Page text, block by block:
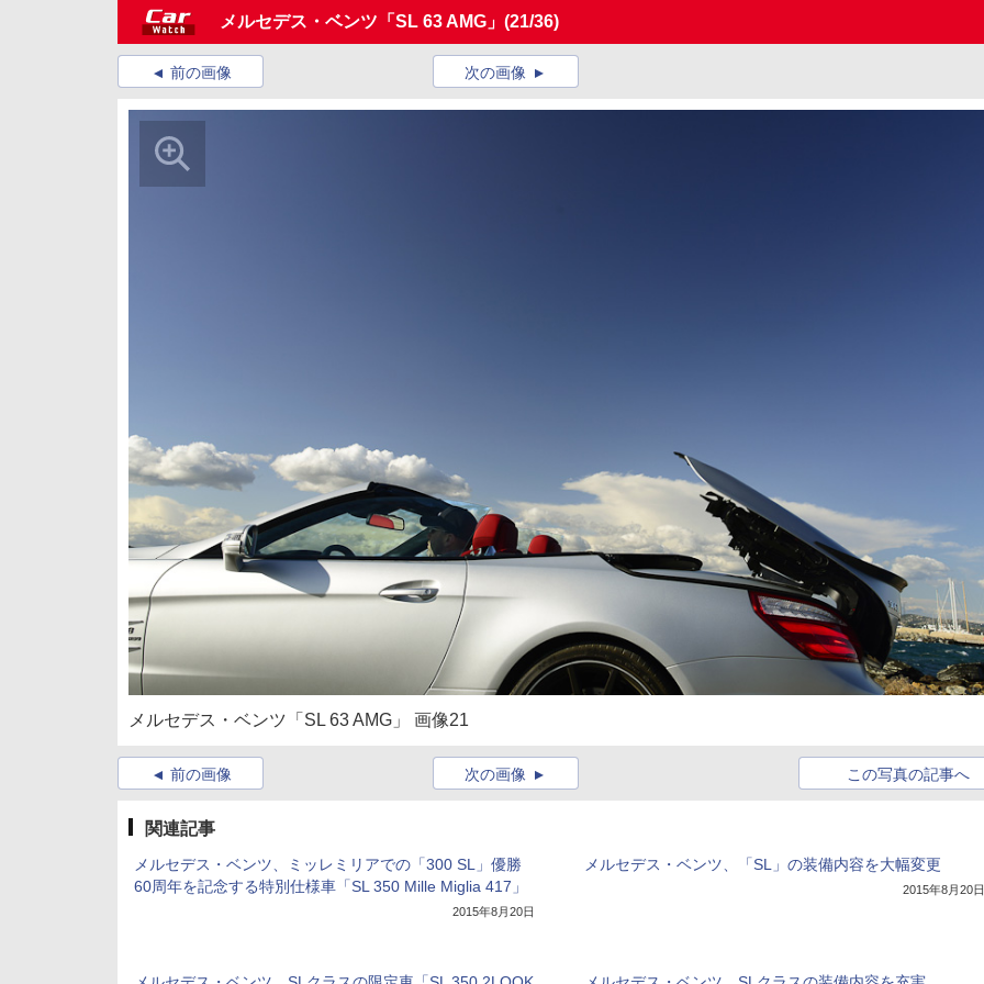
メルセデス・ベンツ「SL 63 AMG」 (21/36)
前の画像 次の画像
メルセデス・ベンツ「SL 63 AMG」 画像21
前の画像 この写真の記事へ
次の画像
関連記事
メルセデス・ベンツ、ミッレミリアでの「300 SL」優勝
60周年を記念する特別仕様車「SL 350 Mille Miglia 417」
2015年8月20日
メルセデス・ベンツ、「SL」の装備内容を大幅変更
2015年8月20日